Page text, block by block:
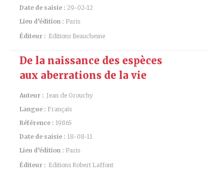
Date de saisie : 29-02-12
Lieu d’édition : Paris
Éditeur : Editions Beauchesne
De la naissance des espèces
aux aberrations de la vie
Auteur : Jean de Grouchy
Langue : Français
Référence : 19865
Date de saisie : 18-08-11
Lieu d’édition : Paris
Éditeur : Editions Robert Laffont